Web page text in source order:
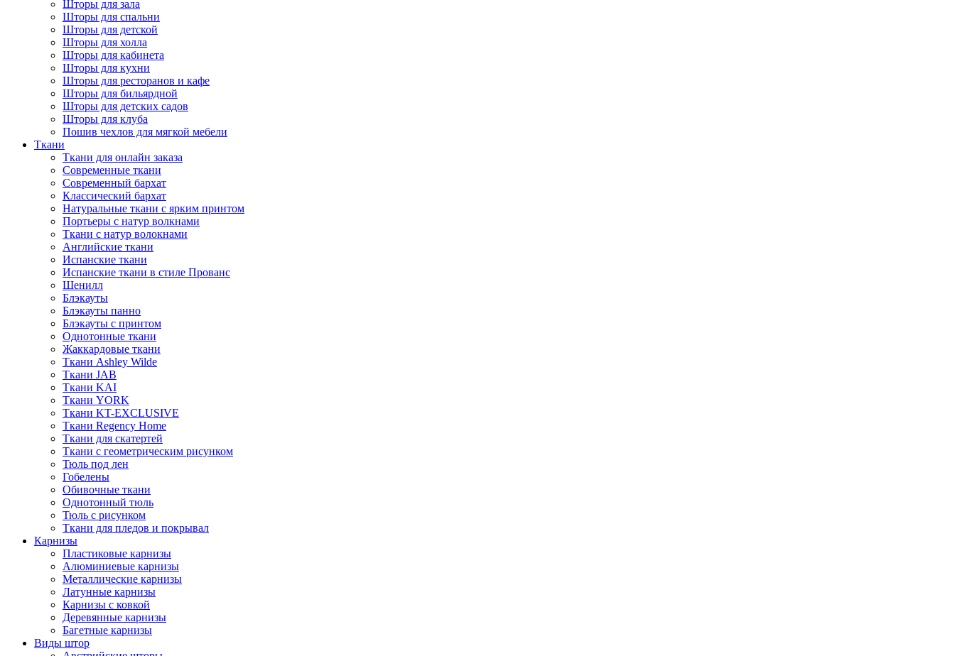
Шторы для зала
Шторы для спальни
Шторы для детской
Шторы для холла
Шторы для кабинета
Шторы для кухни
Шторы для ресторанов и кафе
Шторы для бильярдной
Шторы для детских садов
Шторы для клуба
Пошив чехлов для мягкой мебели
Ткани
Ткани для онлайн заказа
Современные ткани
Современный бархат
Классический бархат
Натуральные ткани с ярким принтом
Портьеры с натур волкнами
Ткани с натур волокнами
Английские ткани
Испанские ткани
Испанские ткани в стиле Прованс
Шенилл
Блэкауты
Блэкауты панно
Блэкауты с принтом
Однотонные ткани
Жаккардовые ткани
Ткани Ashley Wilde
Ткани JAB
Ткани KAI
Ткани YORK
Ткани KT-EXCLUSIVE
Ткани Regency Home
Ткани для скатертей
Ткани с геометрическим рисунком
Тюль под лен
Гобелены
Обивочные ткани
Однотонный тюль
Тюль с рисунком
Ткани для пледов и покрывал
Карнизы
Пластиковые карнизы
Алюминиевые карнизы
Металлические карнизы
Латунные карнизы
Карнизы с ковкой
Деревянные карнизы
Багетные карнизы
Виды штор